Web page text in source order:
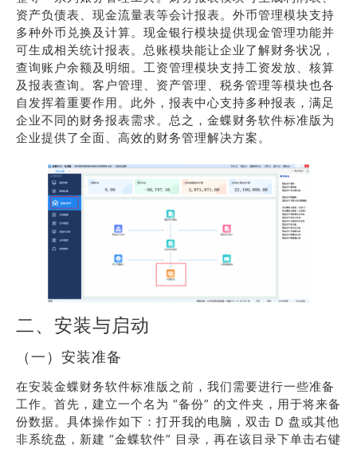
资产负债表、现金流量表等会计报表。外币管理模块支持
多种外币兑换及计算。现金银行模块提供现金管理功能并
可生成相关统计报表。总账模块能让企业了解财务状况，
查询账户余额及明细。工资管理模块支持工资发放、核算
及报表查询。客户管理、资产管理、税务管理等模块也各
自发挥着重要作用。此外，报表中心支持多种报表，满足
企业不同的财务报表需求。总之，金蝶财务软件标准版为
企业提供了全面、高效的财务管理解决方案。
二、安装与启动
（一）安装准备
在安装金蝶财务软件标准版之前，我们需要进行一些准备
工作。首先，建立一个名为 “备份” 的文件夹，用于将来备
份数据。具体操作如下：打开我的电脑，双击 D 盘或其他
非系统盘，新建 “金蝶软件” 目录，再在该目录下单击右键